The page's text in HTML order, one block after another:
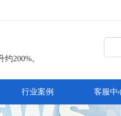
200%。
行业案例 客服中